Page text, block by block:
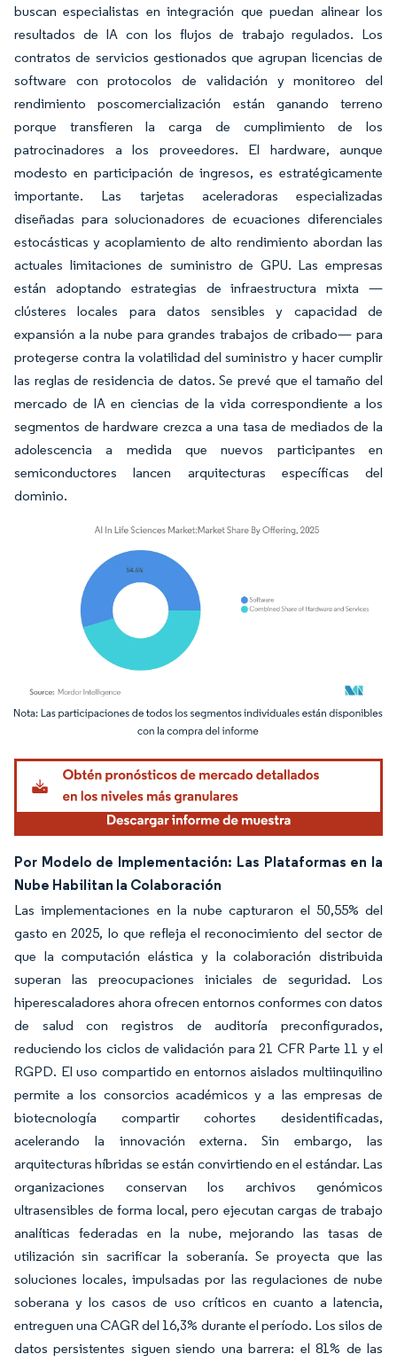
buscan especialistas en integración que puedan alinear los
resultados de IA con los flujos de trabajo regulados. Los
contratos de servicios gestionados que agrupan licencias de
software con protocolos de validación y monitoreo del
rendimiento poscomercialización están ganando terreno
porque transfieren la carga de cumplimiento de los
patrocinadores a los proveedores. El hardware, aunque
modesto en participación de ingresos, es estratégicamente
importante. Las tarjetas aceleradoras especializadas
diseñadas para solucionadores de ecuaciones diferenciales
estocásticas y acoplamiento de alto rendimiento abordan las
actuales limitaciones de suministro de GPU. Las empresas
están adoptando estrategias de infraestructura mixta —
clústeres locales para datos sensibles y capacidad de
expansión a la nube para grandes trabajos de cribado— para
protegerse contra la volatilidad del suministro y hacer cumplir
las reglas de residencia de datos. Se prevé que el tamaño del
mercado de IA en ciencias de la vida correspondiente a los
segmentos de hardware crezca a una tasa de mediados de la
adolescencia a medida que nuevos participantes en
semiconductores lancen arquitecturas específicas del
dominio.
Imagen © Mordor Intelligence. El uso requiere atribución según CC BY 4.0.
Por Modelo de Implementación: Las Plataformas en la
Nube Habilitan la Colaboración
Las implementaciones en la nube capturaron el 50,55% del
gasto en 2025, lo que refleja el reconocimiento del sector de
que la computación elástica y la colaboración distribuida
superan las preocupaciones iniciales de seguridad. Los
hiperescaladores ahora ofrecen entornos conformes con datos
de salud con registros de auditoría preconfigurados,
reduciendo los ciclos de validación para 21 CFR Parte 11 y el
RGPD. El uso compartido en entornos aislados multiinquilino
permite a los consorcios académicos y a las empresas de
biotecnología compartir cohortes desidentificadas,
acelerando la innovación externa. Sin embargo, las
arquitecturas híbridas se están convirtiendo en el estándar. Las
organizaciones conservan los archivos genómicos
ultrasensibles de forma local, pero ejecutan cargas de trabajo
analíticas federadas en la nube, mejorando las tasas de
utilización sin sacrificar la soberanía. Se proyecta que las
soluciones locales, impulsadas por las regulaciones de nube
soberana y los casos de uso críticos en cuanto a latencia,
entreguen una CAGR del 16,3% durante el período. Los silos de
datos persistentes siguen siendo una barrera: el 81% de las